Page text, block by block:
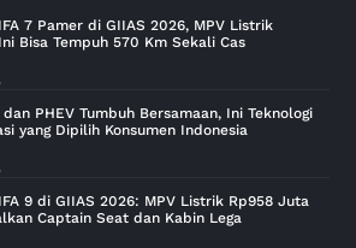
7 Pamer di GIIAS 2026, MPV Listrik
Bisa Tempuh 570 Km Sekali Cas
dan PHEV Tumbuh Bersamaan, Ini Teknologi
yang Dipilih Konsumen Indonesia
9 di GIIAS 2026: MPV Listrik Rp958 Juta
Captain Seat dan Kabin Lega